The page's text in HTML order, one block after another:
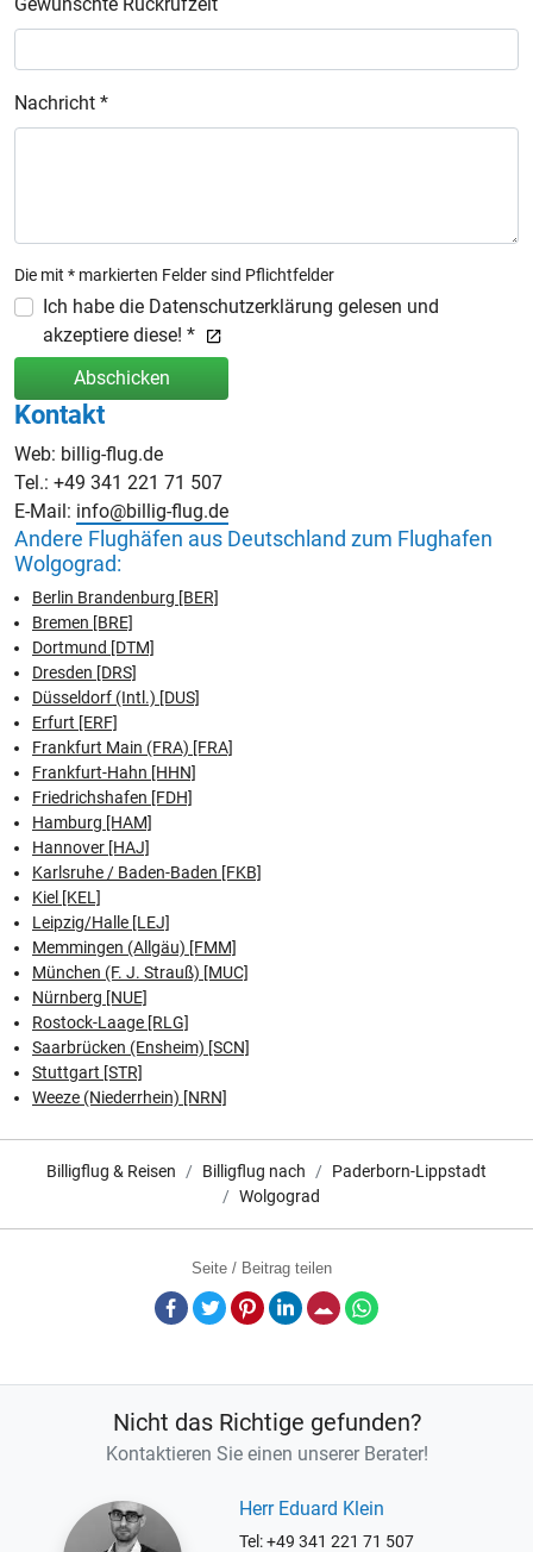
Nachricht *
Die mit * markierten Felder sind Pflichtfelder
Ich habe die Datenschutzerklärung gelesen und
akzeptiere diese! *
Abschicken
Kontakt
Web: billig-flug.de
Tel.: +49 341 221 71 507
E-Mail: info@billig-flug.de
Andere Flughäfen aus Deutschland zum Flughafen
Wolgograd:
Berlin Brandenburg [BER]
Bremen [BRE]
Dortmund [DTM]
Dresden [DRS]
Düsseldorf (Intl.) [DUS]
Erfurt [ERF]
Frankfurt Main (FRA) [FRA]
Frankfurt-Hahn [HHN]
Friedrichshafen [FDH]
Hamburg [HAM]
Hannover [HAJ]
Karlsruhe / Baden-Baden [FKB]
Kiel [KEL]
Leipzig/Halle [LEJ]
Memmingen (Allgäu) [FMM]
München (F. J. Strauß) [MUC]
Nürnberg [NUE]
Rostock-Laage [RLG]
Saarbrücken (Ensheim) [SCN]
Stuttgart [STR]
Weeze (Niederrhein) [NRN]
Billigflug & Reisen Billigflug nach
Paderborn-Lippstadt
Wolgograd
Seite / Beitrag teilen
Facebook
TwitterPinterestLinkedInE-Mail
Nicht das Richtige gefunden?
Kontaktieren Sie einen unserer Berater!
Herr Eduard Klein
Tel: +49 341 221 71 507